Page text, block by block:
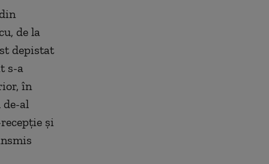
de la
depistat
s-a
în
al
şi